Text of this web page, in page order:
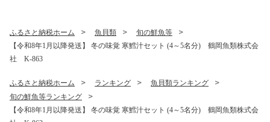
ふるさと納税ホーム 魚貝類
旬の鮮魚等
【令和8年1月以降発送】 冬の味覚 寒鱈汁セット (4～5名分) 鶴岡魚類株式会
社 K-863
ふるさと納税ホーム ランキング
魚貝類ランキング
旬の鮮魚等ランキング
【令和8年1月以降発送】 冬の味覚 寒鱈汁セット (4～5名分) 鶴岡魚類株式会